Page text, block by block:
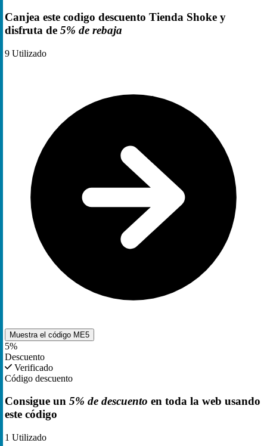
Canjea este codigo descuento Tienda Shoke y
disfruta de 5% de rebaja
9 Utilizado
Muestra el código ME5
5%
Descuento
Verificado
Código descuento
Consigue un 5% de descuento en toda la web usando
este código
1 Utilizado